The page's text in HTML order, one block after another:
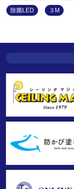
除菌LED ３M